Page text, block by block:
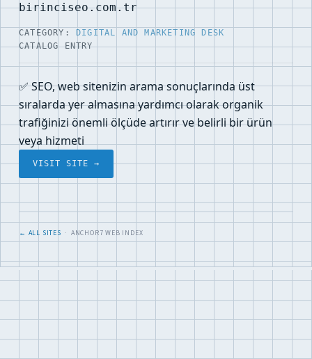
birinciseo.com.tr
CATEGORY:
DIGITAL AND MARKETING DESK
CATALOG ENTRY
✅ SEO, web sitenizin arama sonuçlarında üst
sıralarda yer almasına yardımcı olarak organik
trafiğinizi önemli ölçüde artırır ve belirli bir ürün
veya hizmeti
VISIT SITE →
← ALL SITES · ANCHOR7 WEB INDEX